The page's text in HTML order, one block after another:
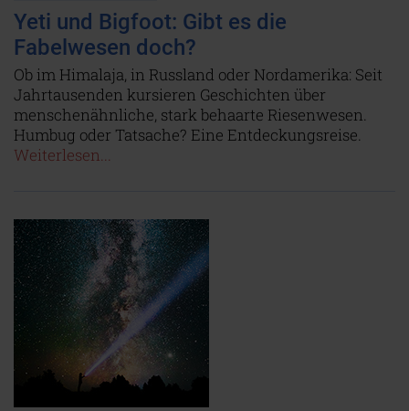
Yeti und Bigfoot: Gibt es die
Fabelwesen doch?
Ob im Himalaja, in Russland oder Nordamerika: Seit
Jahrtausenden kursieren Geschichten über
menschenähnliche, stark behaarte Riesenwesen.
Humbug oder Tatsache? Eine Entdeckungsreise.
Weiterlesen...